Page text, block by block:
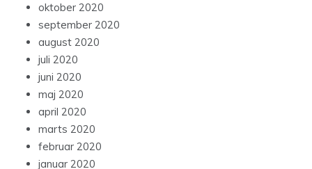
oktober 2020
september 2020
august 2020
juli 2020
juni 2020
maj 2020
april 2020
marts 2020
februar 2020
januar 2020